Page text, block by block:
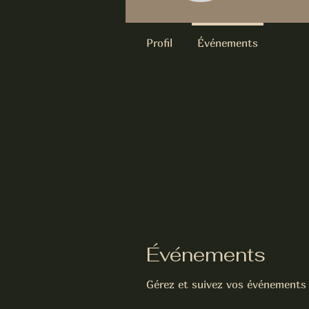
Événements
Gérez et suivez vos
Profil Événements